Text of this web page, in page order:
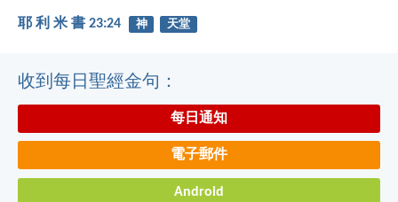
耶 利 米 書 23:24 神 天堂
收到每日聖經金句：
每日通知
電子郵件
Android